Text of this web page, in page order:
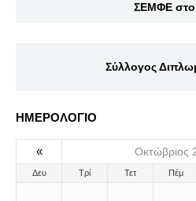
ΣΕΜΦΕ
Σύλλογος
ΗΜΕΡΟΛΟΓΙΟ
« Οκτώβριος
Δευ Τρί Τετ Πέμ